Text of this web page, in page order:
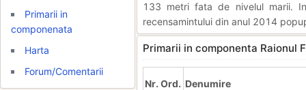
Primarii in
componenata
Harta
Forum/Comentarii
133 metri fata de nivelul marii.
recensamintului din anul 2014
Primarii in componenta Raionul
Nr. Ord. Denumire